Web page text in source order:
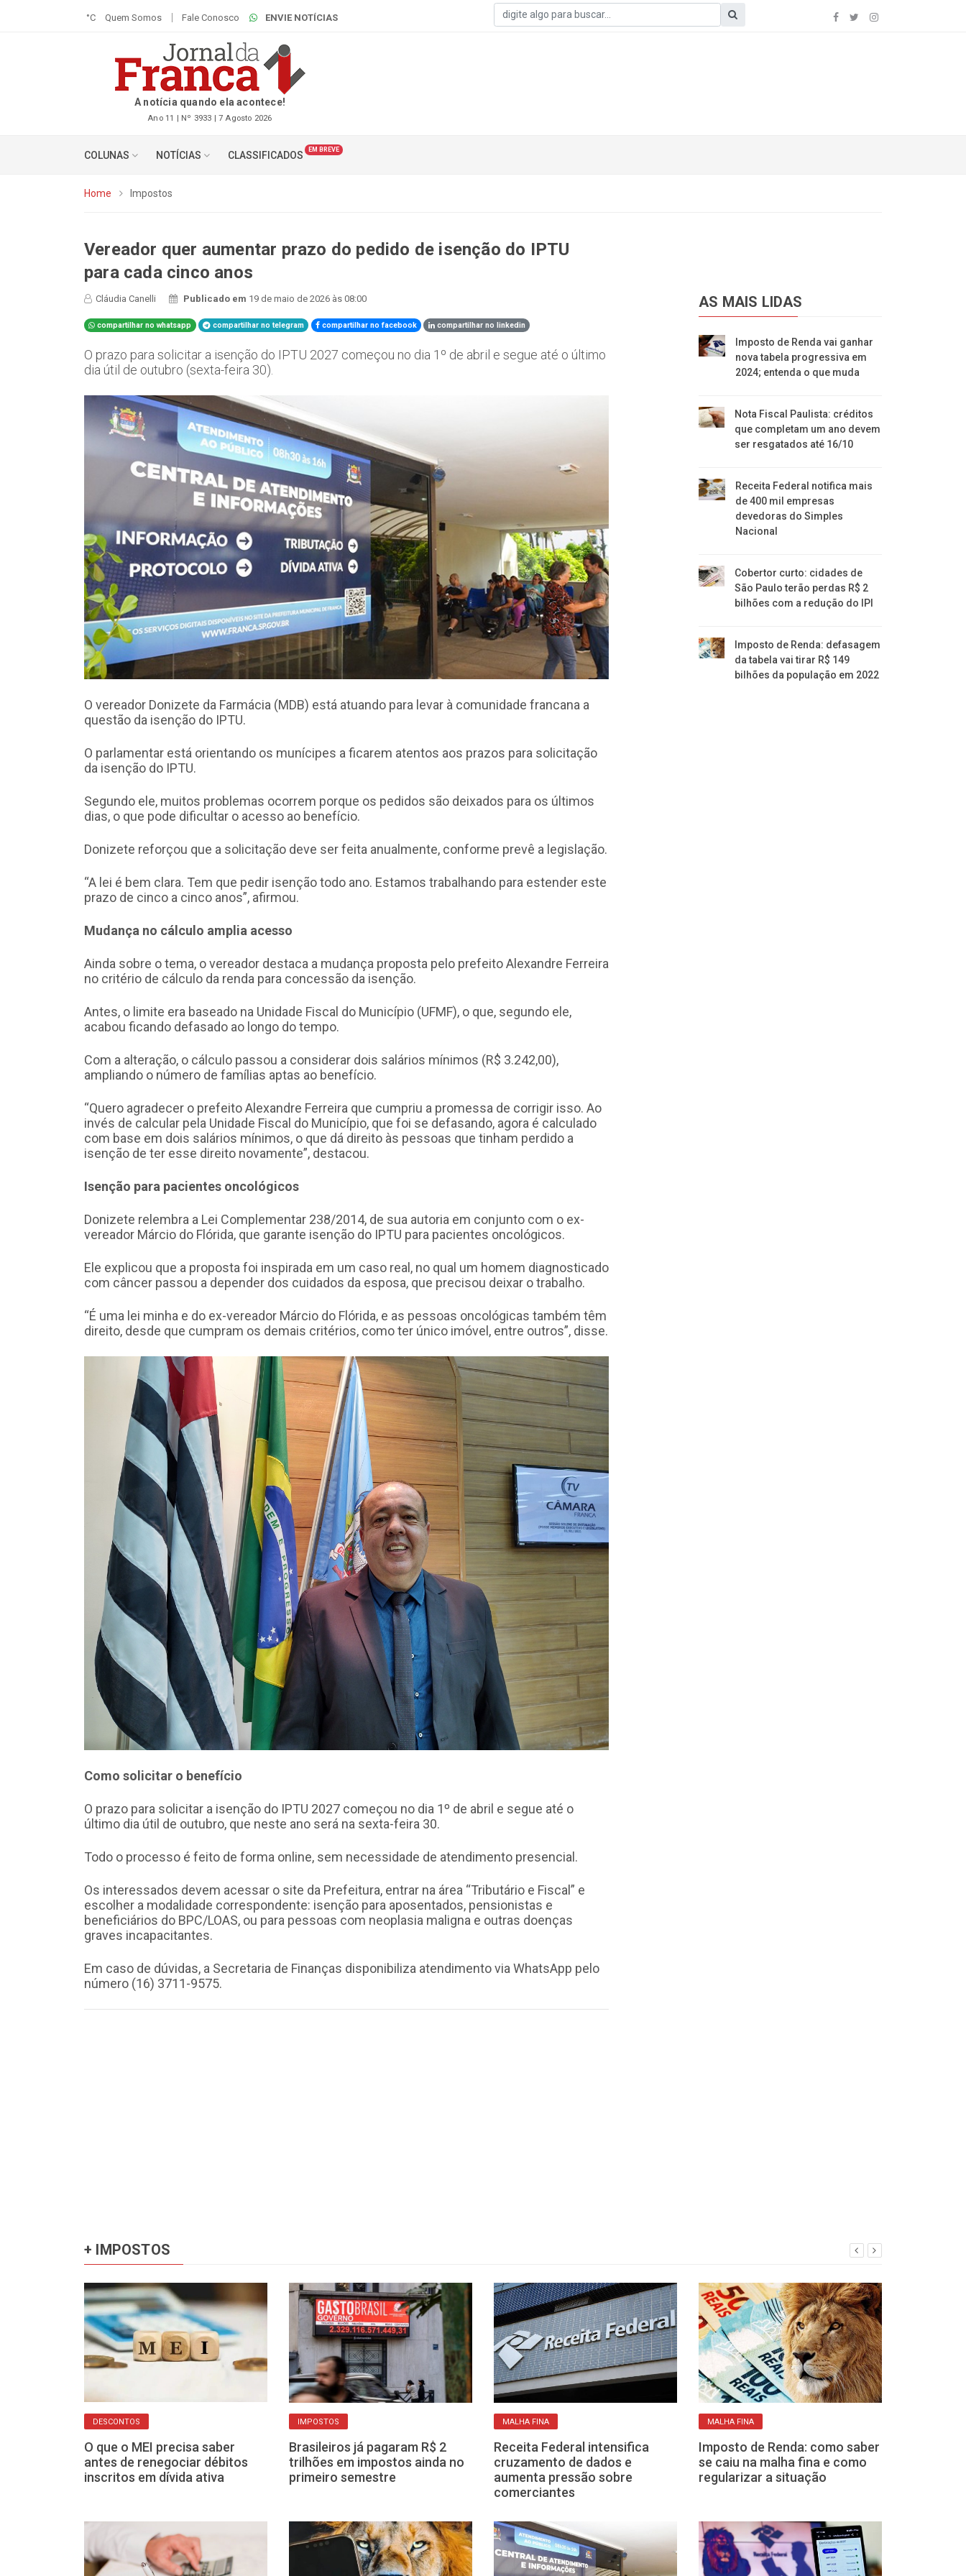
°C Quem Somos Fale Conosco ENVIE NOTÍCIAS
A notícia quando ela acontece!
Ano 11 | Nº 3933 | 7 Agosto 2026
COLUNAS NOTÍCIAS CLASSIFICADOS EM BREVE
Home Impostos
Vereador quer aumentar prazo do pedido de isenção do IPTU
para cada cinco anos
Cláudia Canelli Publicado em 19 de maio de 2026 às 08:00
compartilhar no whatsapp compartilhar no telegram compartilhar no facebook compartilhar no linkedin
O prazo para solicitar a isenção do IPTU 2027 começou no dia 1º de abril e segue até o último
dia útil de outubro (sexta-feira 30).
O vereador Donizete da Farmácia (MDB) está atuando para levar à comunidade francana a
questão da isenção do IPTU.
O parlamentar está orientando os munícipes a ficarem atentos aos prazos para solicitação
da isenção do IPTU.
Segundo ele, muitos problemas ocorrem porque os pedidos são deixados para os últimos
dias, o que pode dificultar o acesso ao benefício.
Donizete reforçou que a solicitação deve ser feita anualmente, conforme prevê a legislação.
“A lei é bem clara. Tem que pedir isenção todo ano. Estamos trabalhando para estender este
prazo de cinco a cinco anos”, afirmou.
Mudança no cálculo amplia acesso
Ainda sobre o tema, o vereador destaca a mudança proposta pelo prefeito Alexandre Ferreira
no critério de cálculo da renda para concessão da isenção.
Antes, o limite era baseado na Unidade Fiscal do Município (UFMF), o que, segundo ele,
acabou ficando defasado ao longo do tempo.
Com a alteração, o cálculo passou a considerar dois salários mínimos (R$ 3.242,00),
ampliando o número de famílias aptas ao benefício.
“Quero agradecer o prefeito Alexandre Ferreira que cumpriu a promessa de corrigir isso. Ao
invés de calcular pela Unidade Fiscal do Município, que foi se defasando, agora é calculado
com base em dois salários mínimos, o que dá direito às pessoas que tinham perdido a
isenção de ter esse direito novamente”, destacou.
Isenção para pacientes oncológicos
Donizete relembra a Lei Complementar 238/2014, de sua autoria em conjunto com o ex-
vereador Márcio do Flórida, que garante isenção do IPTU para pacientes oncológicos.
Ele explicou que a proposta foi inspirada em um caso real, no qual um homem diagnosticado
com câncer passou a depender dos cuidados da esposa, que precisou deixar o trabalho.
“É uma lei minha e do ex-vereador Márcio do Flórida, e as pessoas oncológicas também têm
direito, desde que cumpram os demais critérios, como ter único imóvel, entre outros”, disse.
Como solicitar o benefício
O prazo para solicitar a isenção do IPTU 2027 começou no dia 1º de abril e segue até o
último dia útil de outubro, que neste ano será na sexta-feira 30.
Todo o processo é feito de forma online, sem necessidade de atendimento presencial.
Os interessados devem acessar o site da Prefeitura, entrar na área “Tributário e Fiscal” e
escolher a modalidade correspondente: isenção para aposentados, pensionistas e
beneficiários do BPC/LOAS, ou para pessoas com neoplasia maligna e outras doenças
graves incapacitantes.
Em caso de dúvidas, a Secretaria de Finanças disponibiliza atendimento via WhatsApp pelo
número (16) 3711-9575.
AS MAIS LIDAS
Imposto de Renda vai ganhar
nova tabela progressiva em
2024; entenda o que muda
Nota Fiscal Paulista: créditos
que completam um ano devem
ser resgatados até 16/10
Receita Federal notifica mais
de 400 mil empresas
devedoras do Simples
Nacional
Cobertor curto: cidades de
São Paulo terão perdas R$ 2
bilhões com a redução do IPI
Imposto de Renda: defasagem
da tabela vai tirar R$ 149
bilhões da população em 2022
+ IMPOSTOS
DESCONTOS
O que o MEI precisa saber
antes de renegociar débitos
inscritos em dívida ativa
IMPOSTOS
Brasileiros já pagaram R$ 2
trilhões em impostos ainda no
primeiro semestre
MALHA FINA
Receita Federal intensifica
cruzamento de dados e
aumenta pressão sobre
comerciantes
MALHA FINA
Imposto de Renda: como saber
se caiu na malha fina e como
regularizar a situação